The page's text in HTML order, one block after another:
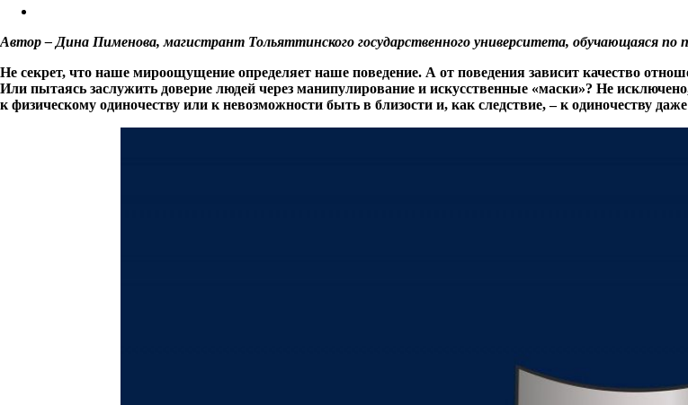
Автор – Дина Пименова, магистрант Тольяттинского государственного университета, обучающаяся по
Не секрет, что наше мироощущение определяет наше поведение. А от поведения зависит качество
Или пытаясь заслужить доверие людей через манипулирование и искусственные «маски»? Не
к физическому одиночеству или к невозможности быть в близости и, как следствие, – к одиночеству